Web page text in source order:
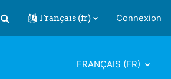
Activer/désactiver la saisie de
Français ‎(fr)‎ Connexion
FRANÇAIS ‎(FR)‎